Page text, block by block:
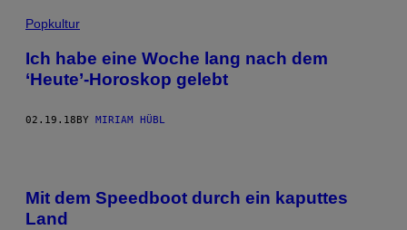
Popkultur
Ich habe eine Woche lang nach dem
‘Heute’-Horoskop gelebt
02.19.18BY MIRIAM HÜBL
Mit dem Speedboot durch ein kaputtes
Land